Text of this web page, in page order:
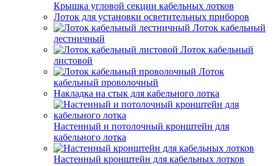
Крышка угловой секции кабельных лотков
Лоток для установки осветительных приборов
Лоток кабельный
лестничный
Лоток кабельный
листовой
Лоток
кабельный проволочный
Накладка на стык для кабельного лотка
Настенный и потолочный кронштейн для
кабельного лотка
Настенный кронштейн для кабельных лотков